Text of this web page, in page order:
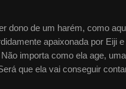
dono de um harém, como
apaixonada por Eiji
importa como ela age,
que ela vai conseguir